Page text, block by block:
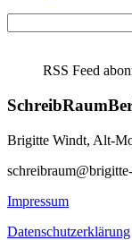
nach:
RSS Feed
Brigitte Windt, Alt-
Impressum
Datenschutzerklärung